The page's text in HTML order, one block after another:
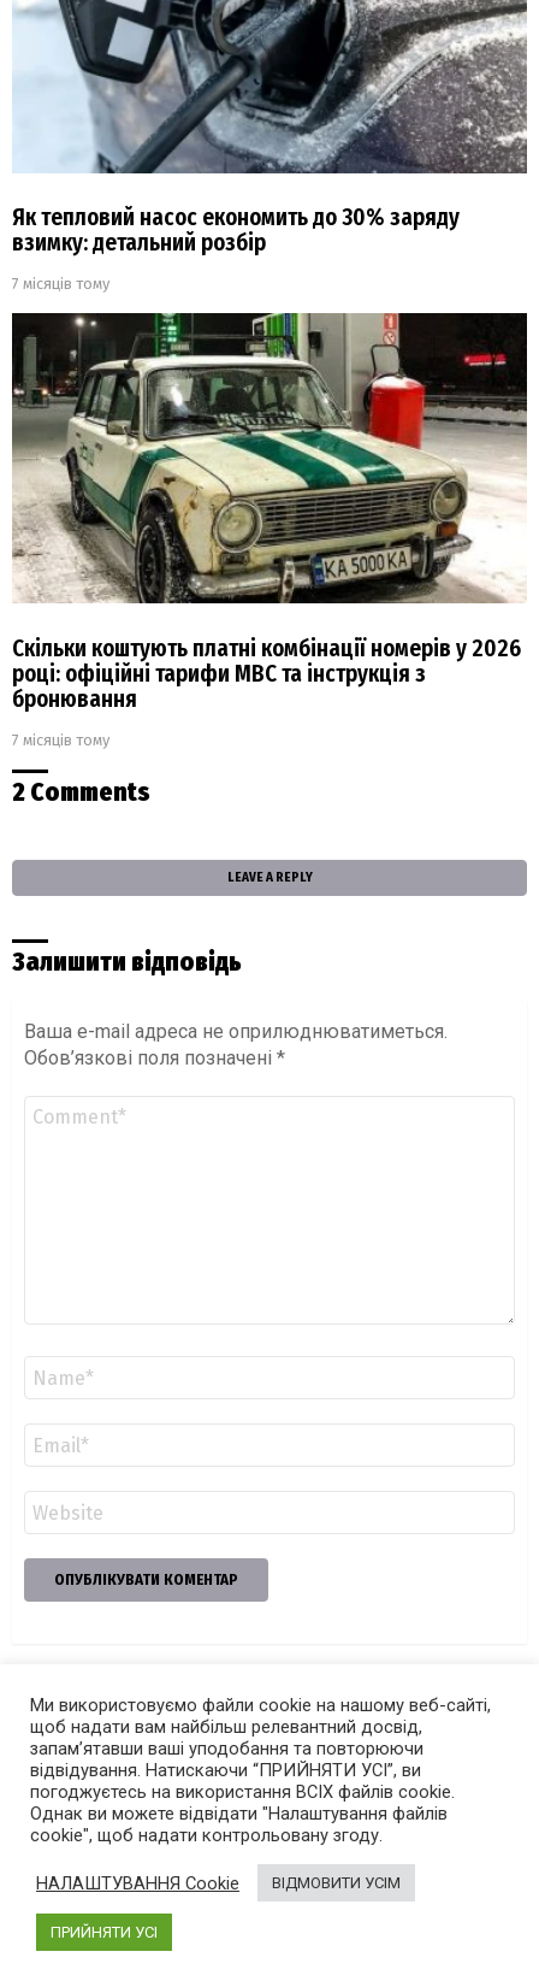
Як тепловий насос економить до 30% заряду
взимку: детальний розбір
7 місяців тому
Скільки коштують платні комбінації номерів у 2026
році: офіційні тарифи МВС та інструкція з
бронювання
7 місяців тому
2 Comments
LEAVE A REPLY
Залишити відповідь
Ваша e-mail адреса не оприлюднюватиметься.
Обов’язкові поля позначені *
Коментар
Ми використовуємо файли cookie на нашому веб-сайті,
щоб надати вам найбільш релевантний досвід,
запам’ятавши ваші уподобання та повторюючи
відвідування. Натискаючи “ПРИЙНЯТИ УСІ”, ви
погоджуєтесь на використання ВСІХ файлів cookie.
Однак ви можете відвідати "Налаштування файлів
cookie", щоб надати контрольовану згоду.
НАЛАШТУВАННЯ Cookie ВІДМОВИТИ УСІМ
ПРИЙНЯТИ УСІ